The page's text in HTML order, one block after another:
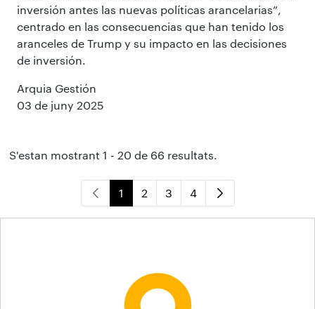
inversión antes las nuevas políticas arancelarias”,
centrado en las consecuencias que han tenido los
aranceles de Trump y su impacto en las decisiones
de inversión.
Arquia Gestión
03 de juny 2025
S'estan mostrant 1 - 20 de 66 resultats.
1 2 3 4